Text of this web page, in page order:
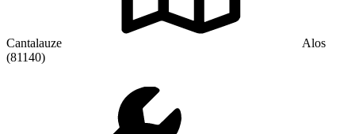
Cantalauze
Alos
(81140)